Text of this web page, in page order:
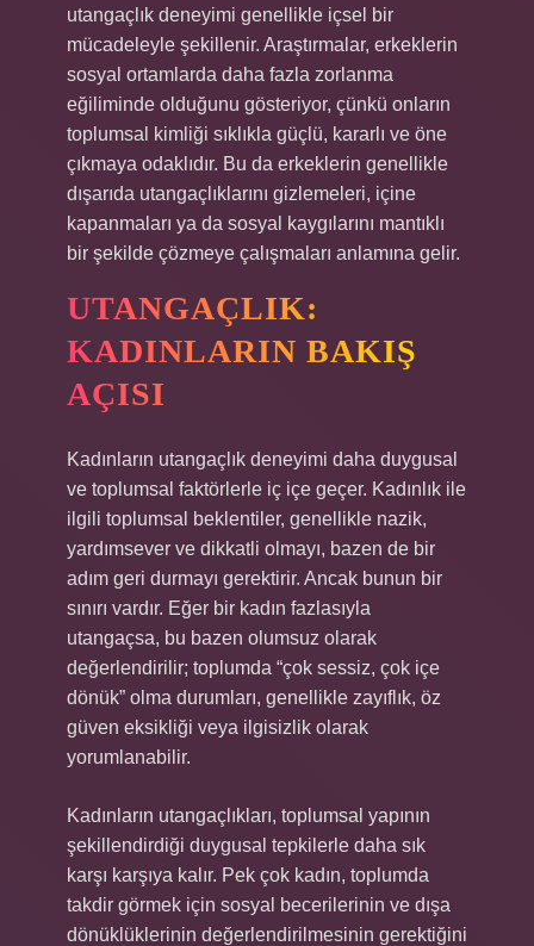
utangaçlık deneyimi genellikle içsel bir
mücadeleyle şekillenir. Araştırmalar, erkeklerin
sosyal ortamlarda daha fazla zorlanma
eğiliminde olduğunu gösteriyor, çünkü onların
toplumsal kimliği sıklıkla güçlü, kararlı ve öne
çıkmaya odaklıdır. Bu da erkeklerin genellikle
dışarıda utangaçlıklarını gizlemeleri, içine
kapanmaları ya da sosyal kaygılarını mantıklı
bir şekilde çözmeye çalışmaları anlamına gelir.
UTANGAÇLIK:
KADINLARIN BAKIŞ
AÇISI
Kadınların utangaçlık deneyimi daha duygusal
ve toplumsal faktörlerle iç içe geçer. Kadınlık ile
ilgili toplumsal beklentiler, genellikle nazik,
yardımsever ve dikkatli olmayı, bazen de bir
adım geri durmayı gerektirir. Ancak bunun bir
sınırı vardır. Eğer bir kadın fazlasıyla
utangaçsa, bu bazen olumsuz olarak
değerlendirilir; toplumda “çok sessiz, çok içe
dönük” olma durumları, genellikle zayıflık, öz
güven eksikliği veya ilgisizlik olarak
yorumlanabilir.
Kadınların utangaçlıkları, toplumsal yapının
şekillendirdiği duygusal tepkilerle daha sık
karşı karşıya kalır. Pek çok kadın, toplumda
takdir görmek için sosyal becerilerinin ve dışa
dönüklüklerinin değerlendirilmesinin gerektiğini